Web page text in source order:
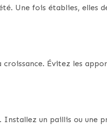
Une fois établies, elles
Évitez les
Installez un paillis ou une